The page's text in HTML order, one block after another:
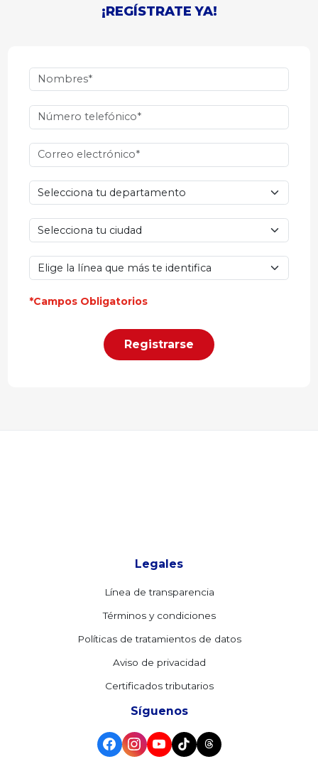
¡REGÍSTRATE YA!
*Campos Obligatorios
Registrarse
Legales
Línea de transparencia
Términos y condiciones
Políticas de tratamientos de datos
Aviso de privacidad
Certificados tributarios
Síguenos